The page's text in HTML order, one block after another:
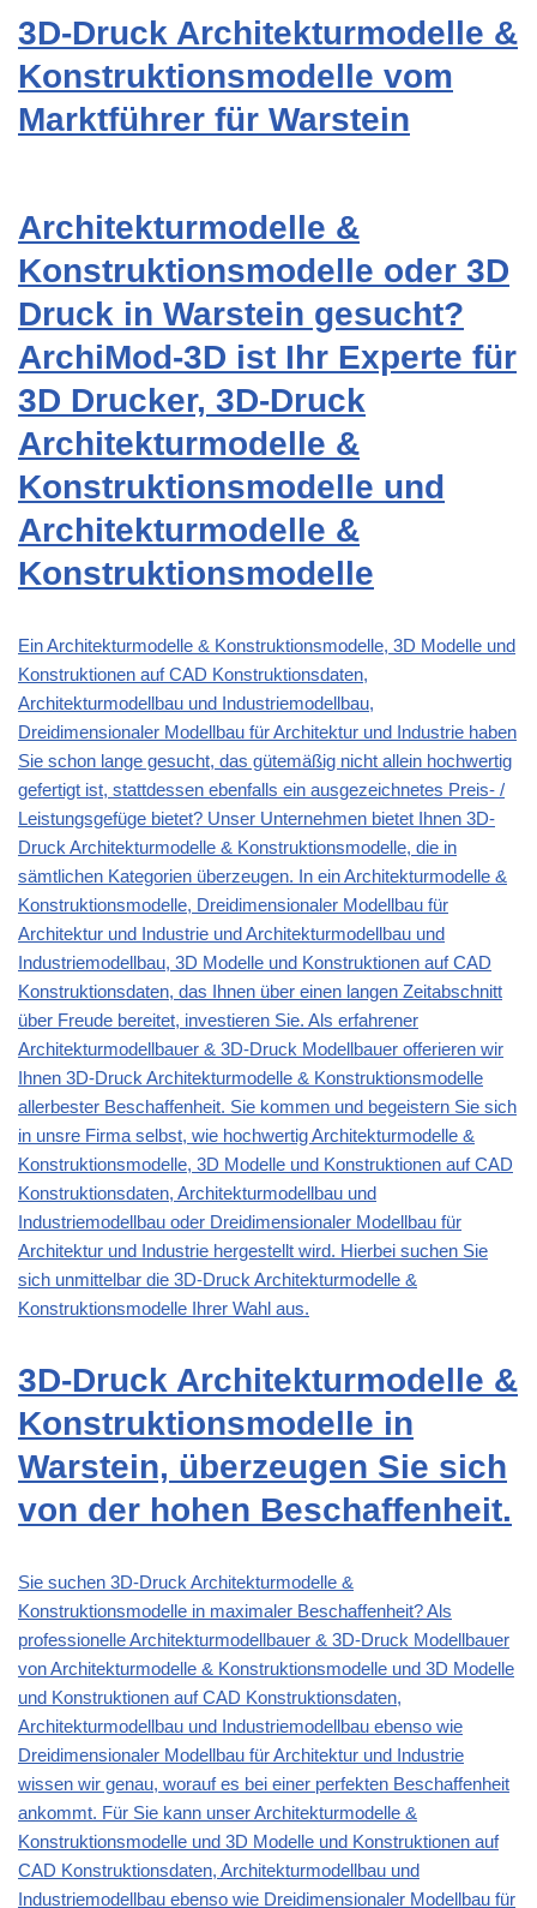
3D-Druck Architekturmodelle &
Konstruktionsmodelle vom
Marktführer für Warstein
Architekturmodelle &
Konstruktionsmodelle oder 3D
Druck in Warstein gesucht?
ArchiMod-3D ist Ihr Experte für
3D Drucker, 3D-Druck
Architekturmodelle &
Konstruktionsmodelle und
Architekturmodelle &
Konstruktionsmodelle
Ein Architekturmodelle & Konstruktionsmodelle, 3D Modelle und
Konstruktionen auf CAD Konstruktionsdaten,
Architekturmodellbau und Industriemodellbau,
Dreidimensionaler Modellbau für Architektur und Industrie haben
Sie schon lange gesucht, das gütemäßig nicht allein hochwertig
gefertigt ist, stattdessen ebenfalls ein ausgezeichnetes Preis- /
Leistungsgefüge bietet? Unser Unternehmen bietet Ihnen 3D-
Druck Architekturmodelle & Konstruktionsmodelle, die in
sämtlichen Kategorien überzeugen. In ein Architekturmodelle &
Konstruktionsmodelle, Dreidimensionaler Modellbau für
Architektur und Industrie und Architekturmodellbau und
Industriemodellbau, 3D Modelle und Konstruktionen auf CAD
Konstruktionsdaten, das Ihnen über einen langen Zeitabschnitt
über Freude bereitet, investieren Sie. Als erfahrener
Architekturmodellbauer & 3D-Druck Modellbauer offerieren wir
Ihnen 3D-Druck Architekturmodelle & Konstruktionsmodelle
allerbester Beschaffenheit. Sie kommen und begeistern Sie sich
in unsre Firma selbst, wie hochwertig Architekturmodelle &
Konstruktionsmodelle, 3D Modelle und Konstruktionen auf CAD
Konstruktionsdaten, Architekturmodellbau und
Industriemodellbau oder Dreidimensionaler Modellbau für
Architektur und Industrie hergestellt wird. Hierbei suchen Sie
sich unmittelbar die 3D-Druck Architekturmodelle &
Konstruktionsmodelle Ihrer Wahl aus.
3D-Druck Architekturmodelle &
Konstruktionsmodelle in
Warstein, überzeugen Sie sich
von der hohen Beschaffenheit.
Sie suchen 3D-Druck Architekturmodelle &
Konstruktionsmodelle in maximaler Beschaffenheit? Als
professionelle Architekturmodellbauer & 3D-Druck Modellbauer
von Architekturmodelle & Konstruktionsmodelle und 3D Modelle
und Konstruktionen auf CAD Konstruktionsdaten,
Architekturmodellbau und Industriemodellbau ebenso wie
Dreidimensionaler Modellbau für Architektur und Industrie
wissen wir genau, worauf es bei einer perfekten Beschaffenheit
ankommt. Für Sie kann unser Architekturmodelle &
Konstruktionsmodelle und 3D Modelle und Konstruktionen auf
CAD Konstruktionsdaten, Architekturmodellbau und
Industriemodellbau ebenso wie Dreidimensionaler Modellbau für